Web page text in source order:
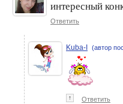
Alouisa. Конкурс. Один день
из жизни волос. Мой уход
за волосами.
интересный
Ответить
Kuba-I (автор
↑ Ответить